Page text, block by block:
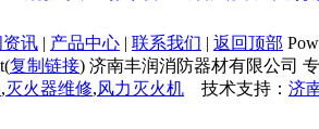
资讯 | 产品中心 | 联系我们 | 返回顶部
复制链接) 济南丰润消防器材有限公司
,灭火器维修,风力灭火机 技术支持： 济